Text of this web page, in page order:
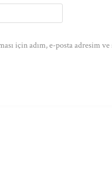
için adım, e-posta adresim